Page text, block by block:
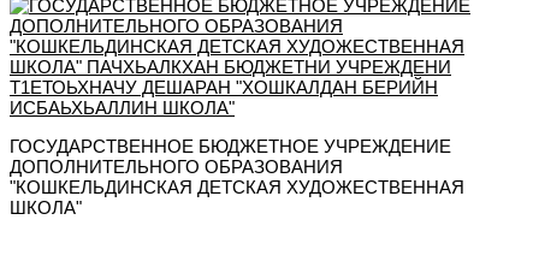
ГОСУДАРСТВЕННОЕ БЮДЖЕТНОЕ УЧРЕЖДЕНИЕ
ДОПОЛНИТЕЛЬНОГО ОБРАЗОВАНИЯ
"КОШКЕЛЬДИНСКАЯ ДЕТСКАЯ ХУДОЖЕСТВЕННАЯ
ШКОЛА"